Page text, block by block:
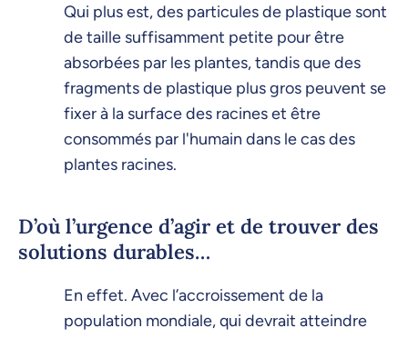
Qui plus est, des particules de plastique sont
de taille suffisamment petite pour être
absorbées par les plantes, tandis que des
fragments de plastique plus gros peuvent se
fixer à la surface des racines et être
consommés par l'humain dans le cas des
plantes racines.
D’où l’urgence d’agir et de trouver des
solutions durables…
En effet. Avec l’accroissement de la
population mondiale, qui devrait atteindre